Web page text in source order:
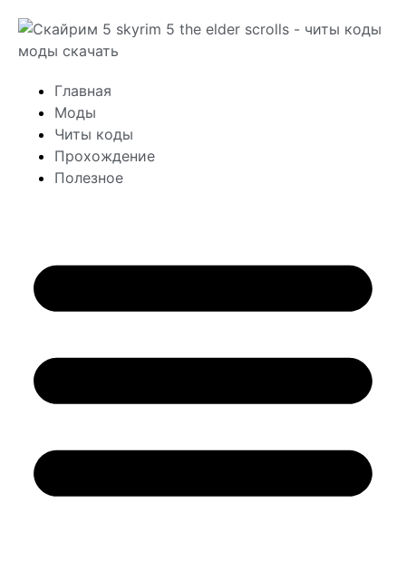
Главная
Моды
Читы коды
Прохождение
Полезное